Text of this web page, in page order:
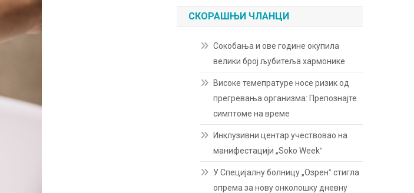
СКОРАШЊИ ЧЛАНЦИ
Сокобања и ове године окупила
велики број љубитеља хармонике
Високе темепратуре носе ризик од
прегревања организма: Препознајте
симптоме на време
Инклузивни центар учествовао на
манифестацији „Soko Weekˮ
У Специјалну болницу „Озренˮ стигла
опрема за нову онколошку дневну